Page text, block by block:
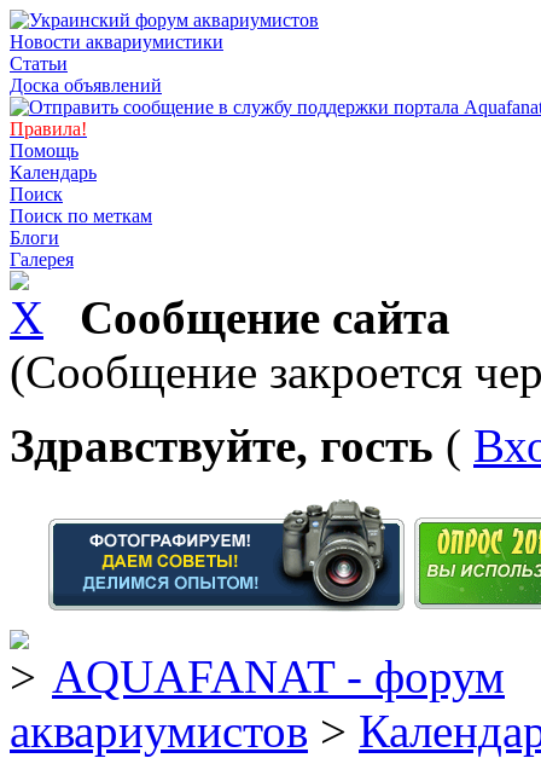
Новости аквариумистики
Статьи
Доска объявлений
Правила!
Помощь
Календарь
Поиск
Поиск по меткам
Блоги
Галерея
Сообщение сайта
(Сообщение закроется
Здравствуйте, гость (
AQUAFANAT - форум
аквариумистов >